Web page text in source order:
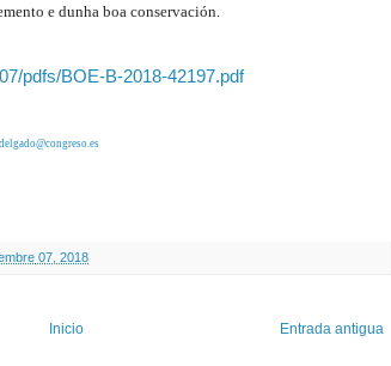
e dunha boa conservación.
pdfs/BOE-B-2018-42197.pdf
07, 2018
Entrada antigua
Inicio